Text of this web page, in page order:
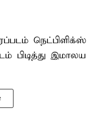
நெட்பிளிக்ஸ்
பிடித்து இமாலய